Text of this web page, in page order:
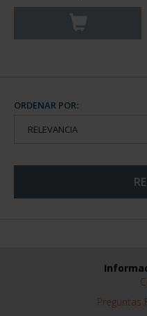
ORDENAR POR:
Preguntas